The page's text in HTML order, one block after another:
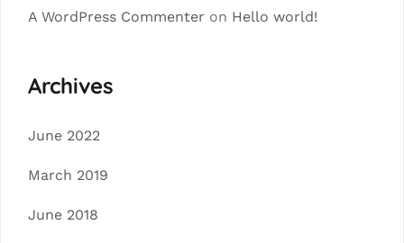
A WordPress Commenter on Hello world!
Archives
June 2022
March 2019
June 2018